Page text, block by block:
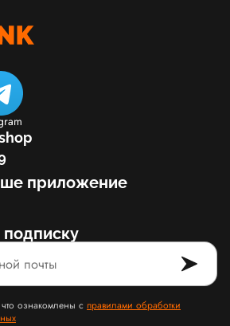
приложение
подписку
ознакомлены с правилами обработки